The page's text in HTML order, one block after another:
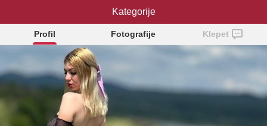
RoxyeSinner
Profil Fotografije Klepet
Kategorije